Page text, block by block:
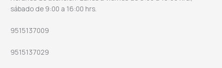
sábado de 9:00 a 16:00 hrs.
9515137009
9515137029